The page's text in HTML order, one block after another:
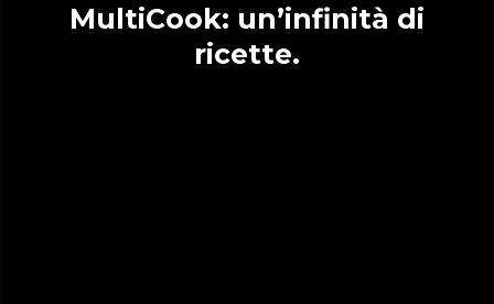
MultiCook: un’infinità di
ricette.